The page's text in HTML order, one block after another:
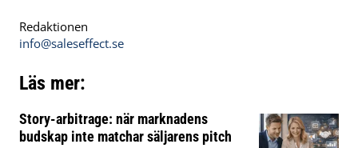
Redaktionen
info@saleseffect.se
Läs mer:
Story-arbitrage: när marknadens
budskap inte matchar säljarens pitch